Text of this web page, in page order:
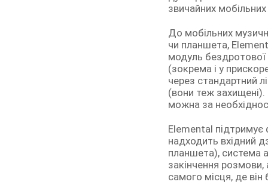
звичайних мобільних
До мобільних
чи планшета,
модуль
(зокрема і у
через стандартний
(вони теж захищені).
можна за
Elemental підтримує
надходить вхідний
планшета), система
закінчення
самого місця, де він